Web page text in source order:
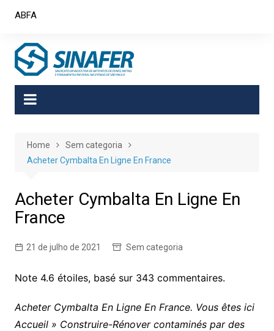
ABFA
Home
Sem categoria
Acheter Cymbalta En Ligne En France
Acheter Cymbalta En Ligne En
France
21 de julho de 2021 Sem categoria
Note 4.6 étoiles, basé sur 343 commentaires.
Acheter Cymbalta En Ligne En France. Vous êtes ici
Accueil » Construire-Rénover contaminés par des